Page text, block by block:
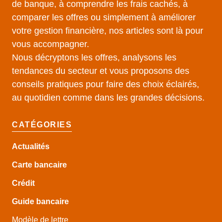
de banque, à comprendre les frais cachés, à
comparer les offres ou simplement à améliorer
votre gestion financière, nos articles sont là pour
vous accompagner.
Nous décryptons les offres, analysons les
tendances du secteur et vous proposons des
conseils pratiques pour faire des choix éclairés,
au quotidien comme dans les grandes décisions.
CATÉGORIES
Actualités
Carte bancaire
Crédit
Guide bancaire
Modèle de lettre